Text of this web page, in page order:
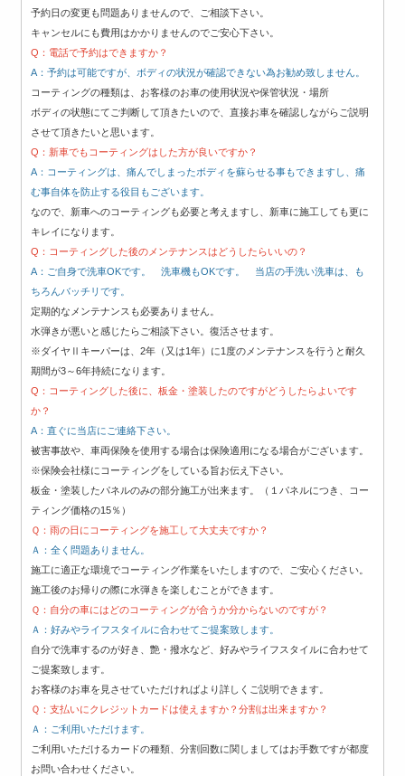
予約日の変更も問題ありませんので、ご相談下さい。
キャンセルにも費用はかかりませんのでご安心下さい。
Q：電話で予約はできますか？
A：予約は可能ですが、ボディの状況が確認できない為お勧め致しません。
コーティングの種類は、お客様のお車の使用状況や保管状況・場所
ボディの状態にてご判断して頂きたいので、直接お車を確認しながらご説明
させて頂きたいと思います。
Q：新車でもコーティングはした方が良いですか？
A：コーティングは、痛んでしまったボディを蘇らせる事もできますし、痛
む事自体を防止する役目もございます。
なので、新車へのコーティングも必要と考えますし、新車に施工しても更に
キレイになります。
Q：コーティングした後のメンテナンスはどうしたらいいの？
A：ご自身で洗車OKです。 洗車機もOKです。 当店の手洗い洗車は、も
ちろんバッチリです。
定期的なメンテナンスも必要ありません。
水弾きが悪いと感じたらご相談下さい。復活させます。
※ダイヤⅡキーパーは、2年（又は1年）に1度のメンテナンスを行うと耐久
期間が3～6年持続になります。
Q：コーティングした後に、板金・塗装したのですがどうしたらよいです
か？
A：直ぐに当店にご連絡下さい。
被害事故や、車両保険を使用する場合は保険適用になる場合がございます。
※保険会社様にコーティングをしている旨お伝え下さい。
板金・塗装したパネルのみの部分施工が出来ます。（１パネルにつき、コー
ティング価格の15％）
Ｑ：雨の日にコーティングを施工して大丈夫ですか？
Ａ：全く問題ありません。
施工に適正な環境でコーティング作業をいたしますので、ご安心ください。
施工後のお帰りの際に水弾きを楽しむことができます。
Ｑ：自分の車にはどのコーティングが合うか分からないのですが？
Ａ：好みやライフスタイルに合わせてご提案致します。
自分で洗車するのが好き、艶・撥水など、好みやライフスタイルに合わせて
ご提案致します。
お客様のお車を見させていただければより詳しくご説明できます。
Ｑ：支払いにクレジットカードは使えますか？分割は出来ますか？
Ａ：ご利用いただけます。
ご利用いただけるカードの種類、分割回数に関しましてはお手数ですが都度
お問い合わせください。